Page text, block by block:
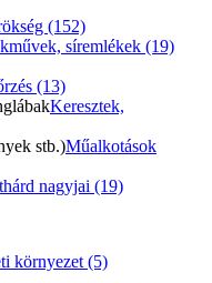
(152)
síremlékek (19)
(13)
Keresztek,
Műalkotások
nagyjai (19)
környezet (5)